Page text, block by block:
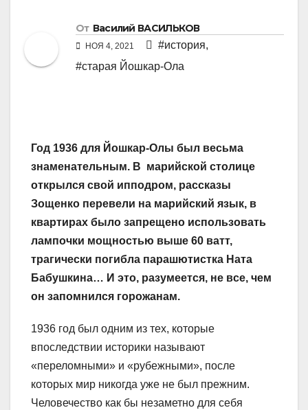
От Василий ВАСИЛЬКОВ
НОЯ 4, 2021 #история,
#старая Йошкар-Ола
Год 1936 для Йошкар-Олы был весьма
знаменательным. В марийской столице
открылся свой ипподром, рассказы
Зощенко перевели на марийский язык, в
квартирах было запрещено использовать
лампочки мощностью выше 60 ватт,
трагически погибла парашютистка Ната
Бабушкина… И это, разумеется, не все, чем
он запомнился горожанам.
1936 год был одним из тех, которые
впоследствии историки называют
«переломными» и «рубежными», после
которых мир никогда уже не был прежним.
Человечество как бы незаметно для себя